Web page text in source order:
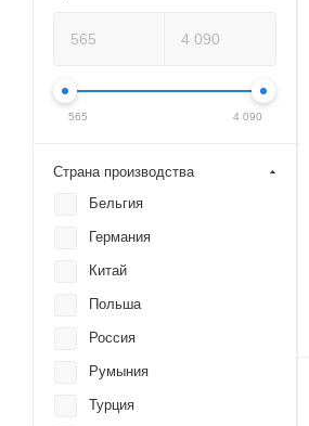
565 4 090
Страна производства
Бельгия
Германия
Китай
Польша
Россия
Румыния
Турция